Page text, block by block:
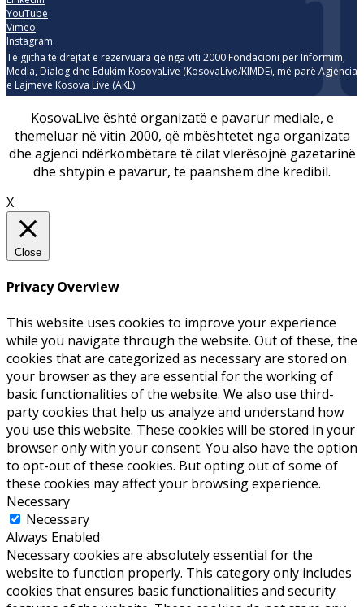
YouTube
Vimeo
Instagram
Të gjitha të drejtat e rezervuara që nga viti 2000 Fondacioni për Informim,
Media, Dialog dhe Edukim KosovaLive (KosovaLive/KIMDE), më parë Agjencia
e Lajmeve Kosova Live (AKL).
KosovaLive është organizatë e pavarur mediale, e
themeluar në vitin 2000, që mbështetet nga organizata
dhe agjenci ndërkombëtare të cilat vlerësojnë gazetarinë
dhe shtypin e pavarur, të paanshëm dhe kredibil.
X
Close
Privacy Overview
This website uses cookies to improve your experience
while you navigate through the website. Out of these, the
cookies that are categorized as necessary are stored on
your browser as they are essential for the working of
basic functionalities of the website. We also use third-
party cookies that help us analyze and understand how
you use this website. These cookies will be stored in your
browser only with your consent. You also have the option
to opt-out of these cookies. But opting out of some of
these cookies may affect your browsing experience.
Necessary
Necessary
Always Enabled
Necessary cookies are absolutely essential for the
website to function properly. This category only includes
cookies that ensures basic functionalities and security